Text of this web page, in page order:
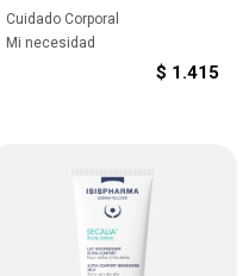
Cuidado Corporal
Mi necesidad
$ 1.415